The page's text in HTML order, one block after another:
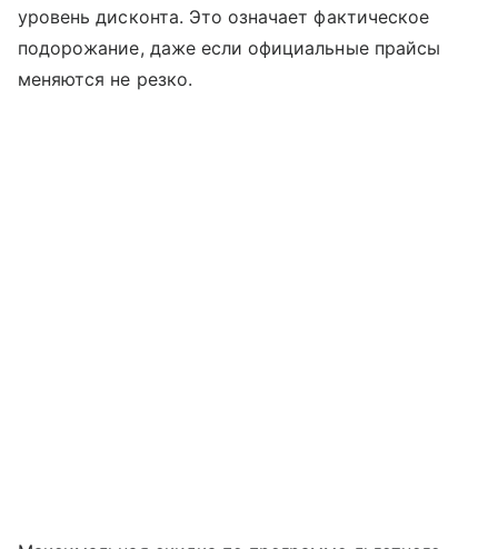
уровень дисконта. Это означает фактическое
подорожание, даже если официальные прайсы
меняются не резко.